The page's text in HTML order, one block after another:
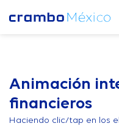
Animación
financieros
Haciendo clic/tap en los